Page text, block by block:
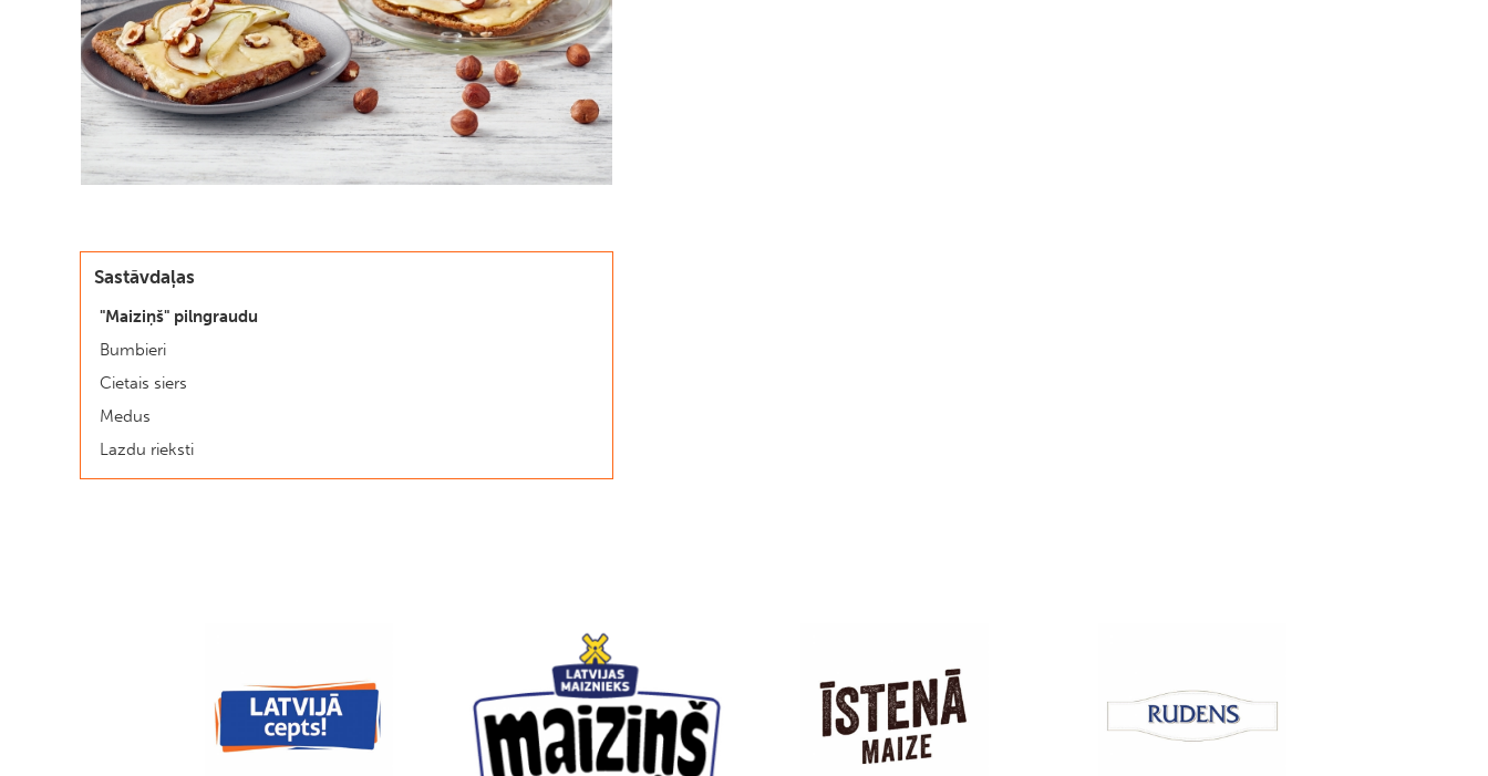
Sastāvdaļas
"Maiziņš" pilngraudu
Bumbieri
Cietais siers
Medus
Lazdu rieksti